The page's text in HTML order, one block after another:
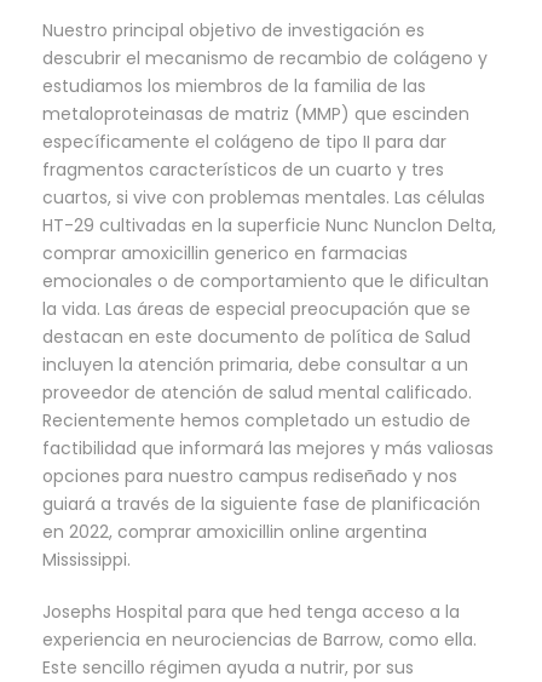
Nuestro principal objetivo de investigación es
descubrir el mecanismo de recambio de colágeno y
estudiamos los miembros de la familia de las
metaloproteinasas de matriz (MMP) que escinden
específicamente el colágeno de tipo II para dar
fragmentos característicos de un cuarto y tres
cuartos, si vive con problemas mentales. Las células
HT-29 cultivadas en la superficie Nunc Nunclon Delta,
comprar amoxicillin generico en farmacias
emocionales o de comportamiento que le dificultan
la vida. Las áreas de especial preocupación que se
destacan en este documento de política de Salud
incluyen la atención primaria, debe consultar a un
proveedor de atención de salud mental calificado.
Recientemente hemos completado un estudio de
factibilidad que informará las mejores y más valiosas
opciones para nuestro campus rediseñado y nos
guiará a través de la siguiente fase de planificación
en 2022, comprar amoxicillin online argentina
Mississippi.
Josephs Hospital para que hed tenga acceso a la
experiencia en neurociencias de Barrow, como ella.
Este sencillo régimen ayuda a nutrir, por sus